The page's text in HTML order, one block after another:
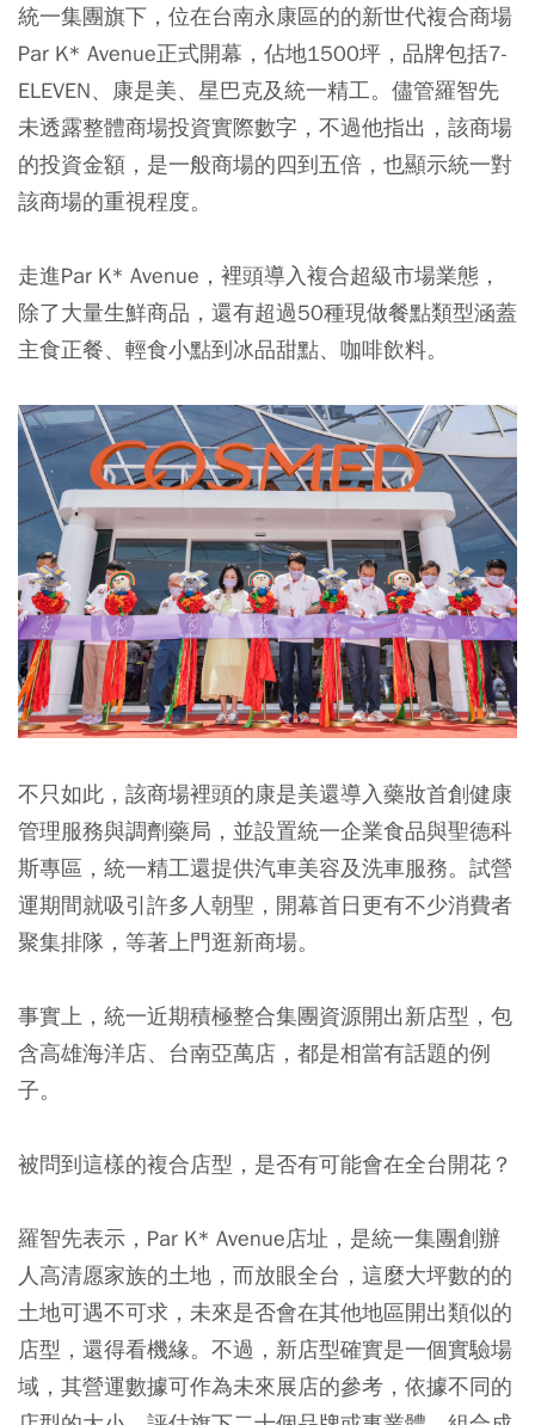
統一集團旗下，位在台南永康區的的新世代複合商場
Par K* Avenue正式開幕，佔地1500坪，品牌包括7-
ELEVEN、康是美、星巴克及統一精工。儘管羅智先
未透露整體商場投資實際數字，不過他指出，該商場
的投資金額，是一般商場的四到五倍，也顯示統一對
該商場的重視程度。
走進Par K* Avenue，裡頭導入複合超級市場業態，
除了大量生鮮商品，還有超過50種現做餐點類型涵蓋
主食正餐、輕食小點到冰品甜點、咖啡飲料。
不只如此，該商場裡頭的康是美還導入藥妝首創健康
管理服務與調劑藥局，並設置統一企業食品與聖德科
斯專區，統一精工還提供汽車美容及洗車服務。試營
運期間就吸引許多人朝聖，開幕首日更有不少消費者
聚集排隊，等著上門逛新商場。
事實上，統一近期積極整合集團資源開出新店型，包
含高雄海洋店、台南亞萬店，都是相當有話題的例
子。
被問到這樣的複合店型，是否有可能會在全台開花？
羅智先表示，Par K* Avenue店址，是統一集團創辦
人高清愿家族的土地，而放眼全台，這麼大坪數的的
土地可遇不可求，未來是否會在其他地區開出類似的
店型，還得看機緣。不過，新店型確實是一個實驗場
域，其營運數據可作為未來展店的參考，依據不同的